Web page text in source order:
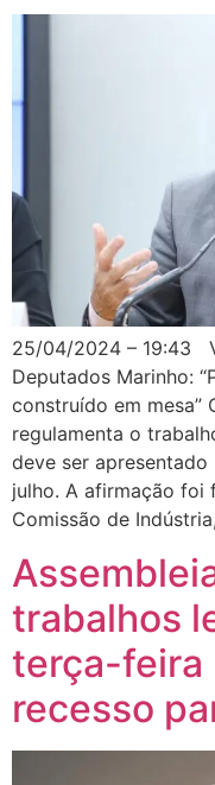
25/04/2024 – 19:43
Deputados Marinho:
construído em
regulamenta o
deve ser
julho. A afirmação foi
Comissão de
trabalhos
terça-feira
recesso